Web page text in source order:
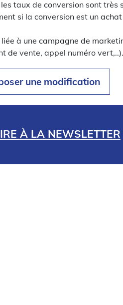
les taux de conversion sont
si la conversion est un
liée à une campagne de
de vente, appel numéro vert,..).
une modification
À LA NEWSLETTER